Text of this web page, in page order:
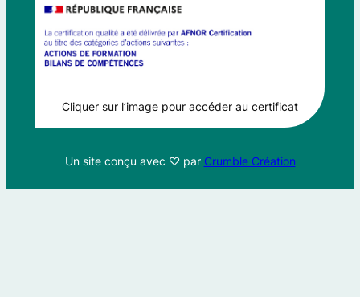
Cliquer sur l’image pour accéder au certificat
Un site conçu avec ♡ par Crumble Création